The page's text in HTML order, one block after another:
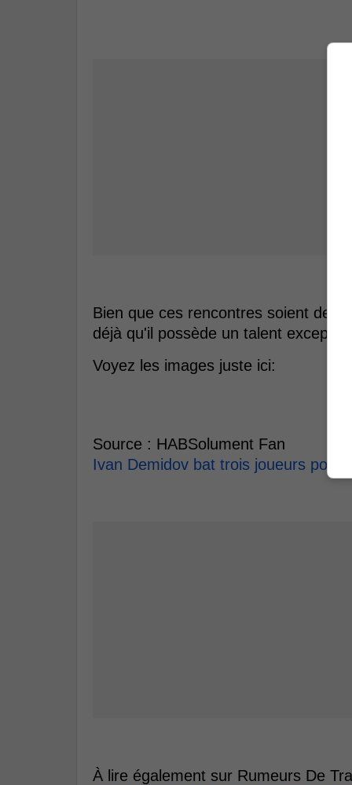
Bien que ces rencontres soient des
déjà qu'il possède un talent
Voyez les images juste ici:
Source : HABSolument Fan
Ivan Demidov bat trois joueurs pour
À lire également sur Rumeurs De